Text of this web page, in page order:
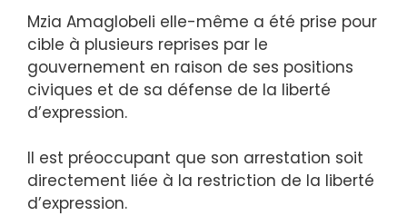
Mzia Amaglobeli elle-même a été prise pour
cible à plusieurs reprises par le
gouvernement en raison de ses positions
civiques et de sa défense de la liberté
d’expression.
Il est préoccupant que son arrestation soit
directement liée à la restriction de la liberté
d’expression.